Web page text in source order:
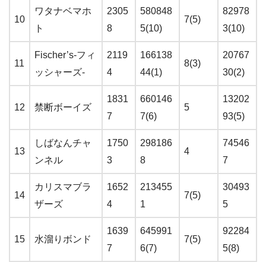
10
ワタナベマホ
ト
2305
8
580848
5(10)
7(5)
82978
3(10)
11
Fischer’s-フィ
ッシャーズ-
2119
4
166138
44(1)
8(3)
20767
30(2)
12 禁断ボーイズ
1831
7
660146
7(6)
5
13202
93(5)
13
しばなんチャ
ンネル
1750
3
298186
8
4
74546
7
14
カリスマブラ
ザーズ
1652
4
213455
1
7(5)
30493
5
15 水溜りボンド
1639
7
645991
6(7)
7(5)
92284
5(8)